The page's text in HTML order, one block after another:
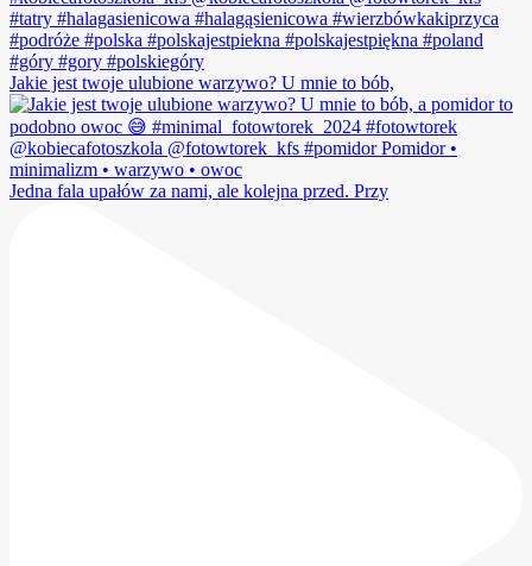
Jakie jest twoje ulubione warzywo? U mnie to bób,
Jedna fala upałów za nami, ale kolejna przed. Przy